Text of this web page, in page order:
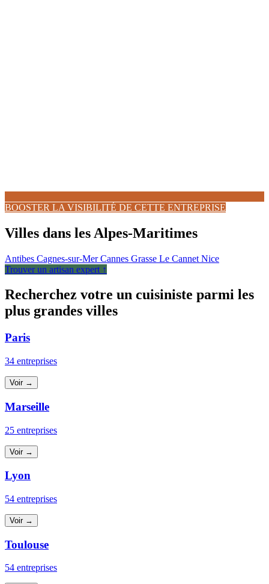
BOOSTER LA VISIBILITÉ DE CETTE ENTREPRISE
Villes dans les Alpes-Maritimes
Antibes Cagnes-sur-MerCannes Grasse Le Cannet Nice
Trouver un artisan expert ↑
Recherchez votre un cuisiniste parmi les
plus grandes villes
Paris
34 entreprises
Voir →
Marseille
25 entreprises
Voir →
Lyon
54 entreprises
Voir →
Toulouse
54 entreprises